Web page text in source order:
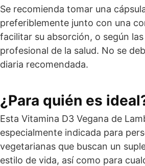
Se recomienda tomar una
preferiblemente junto con una
facilitar su absorción, o según
profesional de la salud. No se
diaria recomendada.
¿Para quién es
Esta Vitamina D3 Vegana de
especialmente indicada para
vegetarianas que buscan un
estilo de vida, así como para